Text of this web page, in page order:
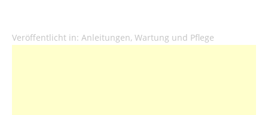
Veröffentlicht in: Anleitungen, Wartung und Pflege